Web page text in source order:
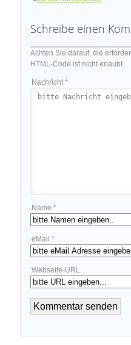
Schreibe einen
Achten Sie darauf, die
HTML-Code ist nicht erlaubt.
Nachricht *
Name *
eMail *
Webseite-URL